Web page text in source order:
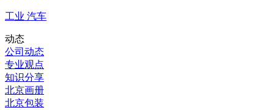
工业 汽车
动态
公司动态
专业观点
知识分享
北京画册
北京包装